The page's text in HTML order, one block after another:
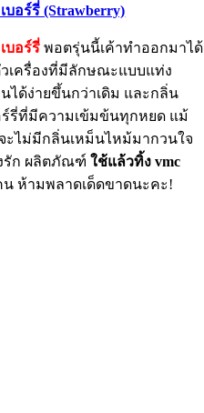
บอร์รี่ (Strawberry)
บอร์รี่ พอตรุ่นนี้เค้าทำออกมาได้
เครื่องที่มีลักษณะแบบแท่ง
ได้ง่ายขึ้นกว่าเดิม และกลิ่น
รี่ที่มีความเข้มข้นทุกหยด แม้
ะไม่มีกลิ่นเหม็นไหม้มากวนใจ
รัก ผลิตภัณฑ์ใช้แล้วทิ้ง vmc
ห้ามพลาดเด็ดขาดนะคะ!